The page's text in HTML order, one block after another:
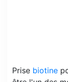
Prise biotine